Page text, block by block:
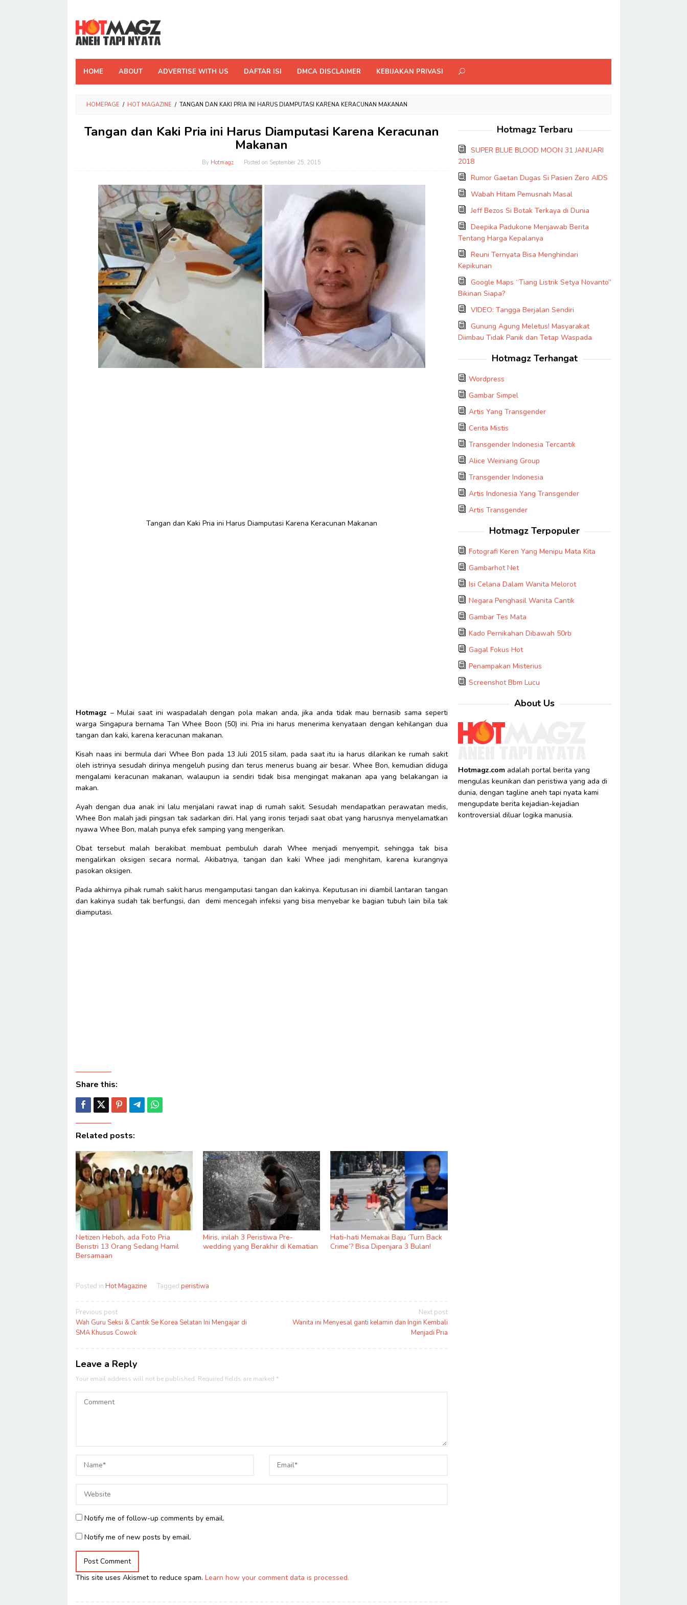
content
HOME ABOUT ADVERTISE WITH US DAFTAR ISI DMCA DISCLAIMER KEBIJAKAN PRIVASI
HOMEPAGE / HOT MAGAZINE / TANGAN DAN KAKI PRIA INI HARUS DIAMPUTASI KARENA KERACUNAN MAKANAN
Tangan dan Kaki Pria ini Harus Diamputasi Karena Keracunan
Makanan
By Hotmagz Posted on September 25, 2015
Tangan dan Kaki Pria ini Harus Diamputasi Karena Keracunan Makanan
Hotmagz – Mulai saat ini waspadalah dengan pola makan anda, jika anda tidak mau bernasib sama seperti
warga Singapura bernama Tan Whee Boon (50) ini. Pria ini harus menerima kenyataan dengan kehilangan dua
tangan dan kaki, karena keracunan makanan.
Kisah naas ini bermula dari Whee Bon pada 13 Juli 2015 silam, pada saat itu ia harus dilarikan ke rumah sakit
oleh istrinya sesudah dirinya mengeluh pusing dan terus menerus buang air besar. Whee Bon, kemudian diduga
mengalami keracunan makanan, walaupun ia sendiri tidak bisa mengingat makanan apa yang belakangan ia
makan.
Ayah dengan dua anak ini lalu menjalani rawat inap di rumah sakit. Sesudah mendapatkan perawatan medis,
Whee Bon malah jadi pingsan tak sadarkan diri. Hal yang ironis terjadi saat obat yang harusnya menyelamatkan
nyawa Whee Bon, malah punya efek samping yang mengerikan.
Obat tersebut malah berakibat membuat pembuluh darah Whee menjadi menyempit, sehingga tak bisa
mengalirkan oksigen secara normal. Akibatnya, tangan dan kaki Whee jadi menghitam, karena kurangnya
pasokan oksigen.
Pada akhirnya pihak rumah sakit harus mengamputasi tangan dan kakinya. Keputusan ini diambil lantaran tangan
dan kakinya sudah tak berfungsi, dan demi mencegah infeksi yang bisa menyebar ke bagian tubuh lain bila tak
diamputasi.
Share this:
Related posts:
Netizen Heboh, ada Foto Pria
Beristri 13 Orang Sedang Hamil
Bersamaan
Miris, inilah 3 Peristiwa Pre-
wedding yang Berakhir di Kematian
Hati-hati Memakai Baju ‘Turn Back
Crime’? Bisa Dipenjara 3 Bulan!
Posted in Hot Magazine Tagged peristiwa
Post
navigation
Previous post
Wah Guru Seksi & Cantik Se Korea Selatan Ini Mengajar di
SMA Khusus Cowok
Next post
Wanita ini Menyesal ganti kelamin dan Ingin Kembali
Menjadi Pria
Leave a Reply
Your email address will not be published. Required fields are marked *
Notify me of follow-up comments by email.
Notify me of new posts by email.
This site uses Akismet to reduce spam. Learn how your comment data is processed.
Hotmagz Terbaru
SUPER BLUE BLOOD MOON 31 JANUARI
2018
Rumor Gaetan Dugas Si Pasien Zero AIDS
Wabah Hitam Pemusnah Masal
Jeff Bezos Si Botak Terkaya di Dunia
Deepika Padukone Menjawab Berita
Tentang Harga Kepalanya
Reuni Ternyata Bisa Menghindari
Kepikunan
Google Maps “Tiang Listrik Setya Novanto”
Bikinan Siapa?
VIDEO: Tangga Berjalan Sendiri
Gunung Agung Meletus! Masyarakat
Diimbau Tidak Panik dan Tetap Waspada
Hotmagz Terhangat
Wordpress
Gambar Simpel
Artis Yang Transgender
Cerita Mistis
Transgender Indonesia Tercantik
Alice Weiniang Group
Transgender Indonesia
Artis Indonesia Yang Transgender
Artis Transgender
Hotmagz Terpopuler
Fotografi Keren Yang Menipu Mata Kita
Gambarhot Net
Isi Celana Dalam Wanita Melorot
Negara Penghasil Wanita Cantik
Gambar Tes Mata
Kado Pernikahan Dibawah 50rb
Gagal Fokus Hot
Penampakan Misterius
Screenshot Bbm Lucu
About Us
Hotmagz.comadalah portal berita yang
mengulas keunikan dan peristiwa yang ada di
dunia, dengan tagline aneh tapi nyata kami
mengupdate berita kejadian-kejadian
kontroversial diluar logika manusia.